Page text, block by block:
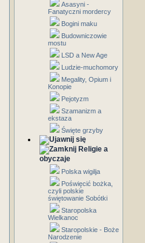
Asasyni -
Fanatyczni mordercy
Bogini maku
Budowniczowie
mostu
LSD a New Age
Ludzie-muchomory
Megality, Opium i
Konopie
Pejotyzm
Szamanizm a
ekstaza
Święte grzyby
Religie a
obyczaje
Polska wigilja
Poświęcić bożka,
czyli polskie
świętowanie Sobótki
Staropolska
Wielkanoc
Staropolskie - Boże
Narodzenie